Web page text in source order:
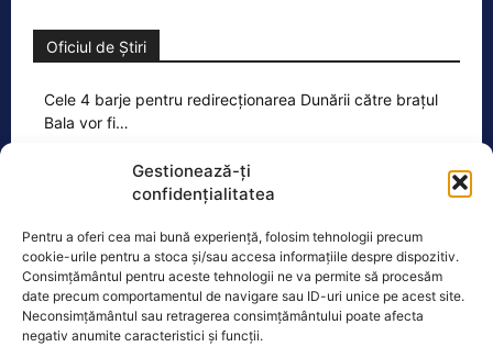
Gestionează-ți
confidențialitatea
Pentru a oferi cea mai bună experiență, folosim tehnologii precum
cookie-urile pentru a stoca și/sau accesa informațiile despre dispozitiv.
Consimțământul pentru aceste tehnologii ne va permite să procesăm
date precum comportamentul de navigare sau ID-uri unice pe acest site.
Neconsimțământul sau retragerea consimțământului poate afecta
negativ anumite caracteristici și funcții.
Oficiul de Știri
Cele 4 barje pentru redirecționarea Dunării către brațul
Bala vor fi…
august. Autoritățile au intrat în linie
dreaptă cu una dintre cele mai